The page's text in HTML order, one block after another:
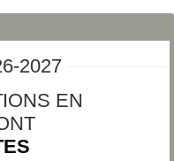
2027
EN